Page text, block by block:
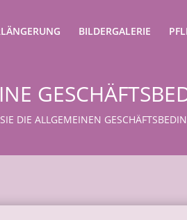
BILDERGALERIE
DIE ALLGEMEINEN